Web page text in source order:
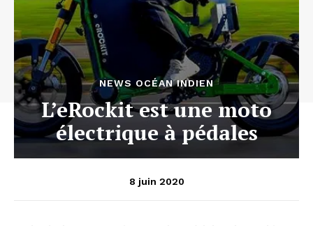
NEWS OCÉAN INDIEN
L’eRockit est une moto
électrique à pédales
8 juin 2020